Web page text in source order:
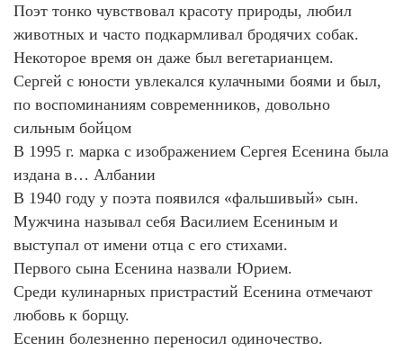
Поэт тонко чувствовал красоту природы, любил
животных и часто подкармливал бродячих собак.
Некоторое время он даже был вегетарианцем.
Сергей с юности увлекался кулачными боями и был,
по воспоминаниям современников, довольно
сильным бойцом
В 1995 г. марка с изображением Сергея Есенина была
издана в… Албании
В 1940 году у поэта появился «фальшивый» сын.
Мужчина называл себя Василием Есениным и
выступал от имени отца с его стихами.
Первого сына Есенина назвали Юрием.
Среди кулинарных пристрастий Есенина отмечают
любовь к борщу.
Есенин болезненно переносил одиночество.